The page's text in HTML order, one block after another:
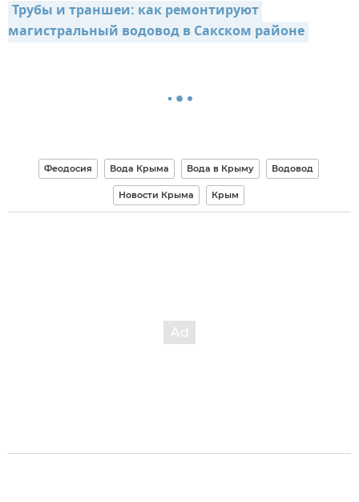
Трубы и траншеи: как ремонтируют
магистральный водовод в Сакском районе
Феодосия Вода Крыма Вода в Крыму Водовод
Новости Крыма Крым